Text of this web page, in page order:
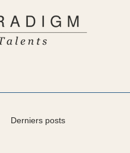
Derniers posts